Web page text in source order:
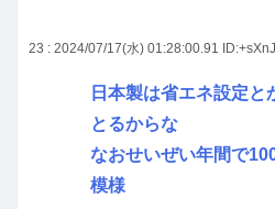
23 : 2024/07/17(水) 01:28:00.91
日本製は省エネ設定と
とるからな
なおせいぜい年間で
模様